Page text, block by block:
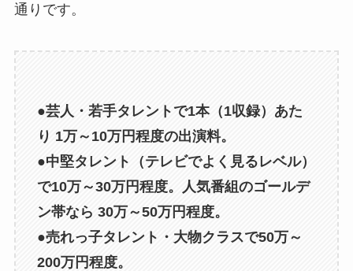
通りです。
●芸人・若手タレントで1本（1収録）あた
り 1万～10万円程度の出演料。
●中堅タレント（テレビでよく見るレベル）
で10万～30万円程度。人気番組のゴールデ
ン帯なら 30万～50万円程度。
●売れっ子タレント・大物クラスで50万～
200万円程度。